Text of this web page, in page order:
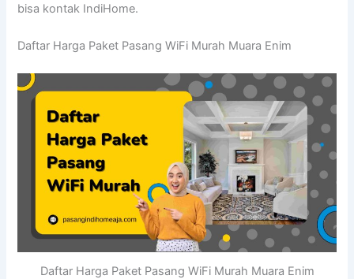
bisa kontak IndiHome.
Daftar Harga Paket Pasang WiFi Murah Muara Enim
Daftar Harga Paket Pasang WiFi Murah Muara Enim